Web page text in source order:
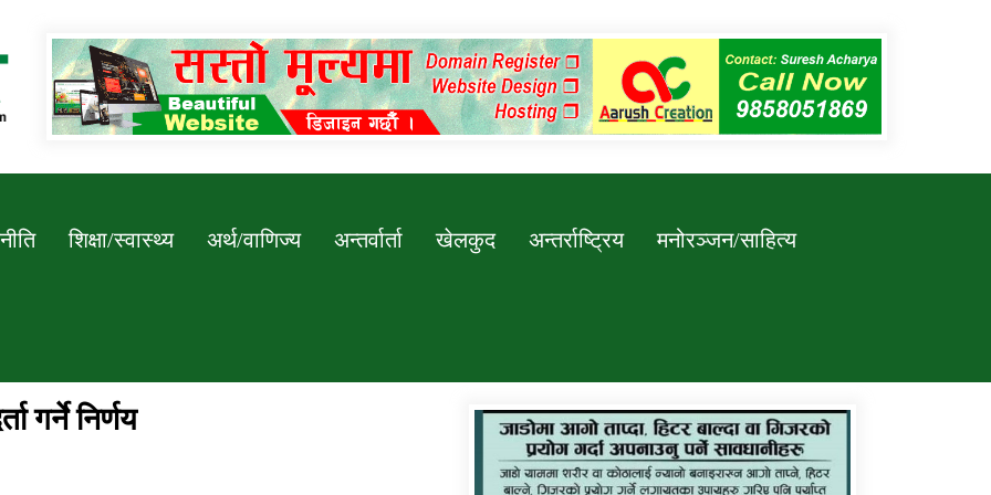
Newssarokar
शिक्षा/स्वास्थ्य अर्थ/वाणिज्य अन्तर्वार्ता खेलकुद अन्तर्राष्ट्रिय मनोरञ्जन/साहित्य
कर्णाली प्रविधि शिक्षालय जुम्लाको सुचना
गर्ने निर्णय